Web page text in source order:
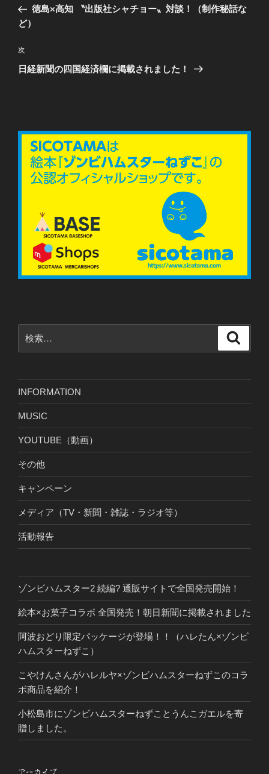
ナ
ゲ
ー
の
投
徳島×高知 〝出版社シャチョー〟対談！（制作秘話な
ど）
次
の
次
日経新聞の四国経済欄に掲載されました！
索:
INFORMATION
MUSIC
YOUTUBE（動画）
その他
キャンペーン
メディア（TV・新聞・雑誌・ラジオ等）
活動報告
ゾンビハムスター2 続編? 通販サイトで全国発売開始！
絵本×お菓子コラボ 全国発売！朝日新聞に掲載されました
阿波おどり限定パッケージが登場！！（ハレたん×ゾンビ
ハムスターねずこ）
こやけんさんがハレルヤ×ゾンビハムスターねずこのコラ
ボ商品を紹介！
小松島市にゾンビハムスターねずことうんこガエルを寄
贈しました。